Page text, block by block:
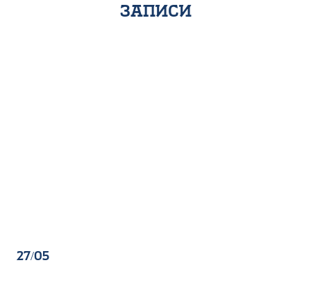
записи
27/05